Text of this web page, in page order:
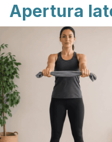
Apertura